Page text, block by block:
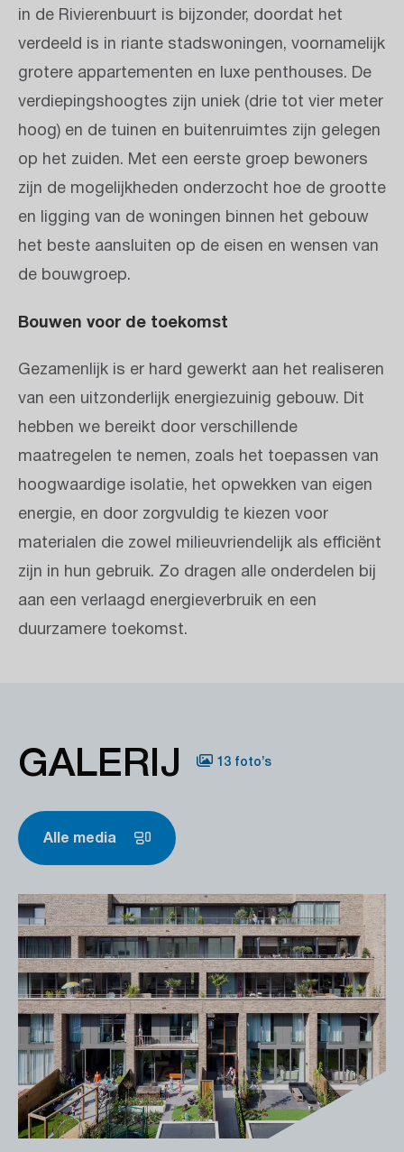
in de Rivierenbuurt is bijzonder, doordat het
verdeeld is in riante stadswoningen, voornamelijk
grotere appartementen en luxe penthouses. De
verdiepingshoogtes zijn uniek (drie tot vier meter
hoog) en de tuinen en buitenruimtes zijn gelegen
op het zuiden. Met een eerste groep bewoners
zijn de mogelijkheden onderzocht hoe de grootte
en ligging van de woningen binnen het gebouw
het beste aansluiten op de eisen en wensen van
de bouwgroep.
Bouwen voor de toekomst
Gezamenlijk is er hard gewerkt aan het realiseren
van een uitzonderlijk energiezuinig gebouw. Dit
hebben we bereikt door verschillende
maatregelen te nemen, zoals het toepassen van
hoogwaardige isolatie, het opwekken van eigen
energie, en door zorgvuldig te kiezen voor
materialen die zowel milieuvriendelijk als efficiënt
zijn in hun gebruik. Zo dragen alle onderdelen bij
aan een verlaagd energieverbruik en een
duurzamere toekomst.
GALERIJ 13 foto’s
Alle media